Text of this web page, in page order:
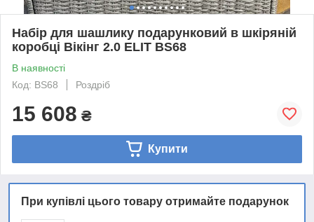
Набір для шашлику подарунковий в шкіряній
коробці Вікінг 2.0 ELIT BS68
В наявності
Код: BS68
Роздріб
15 608 ₴
Купити
При купівлі цього товару отримайте подарунок